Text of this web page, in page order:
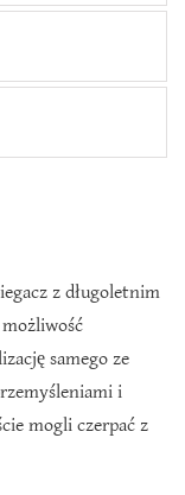
z długoletnim
samego ze
i
mogli czerpać z